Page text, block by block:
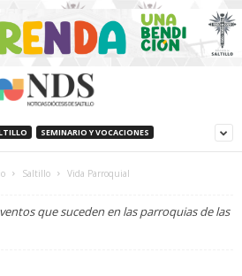
SEMINARIO Y VOCACIONES
Saltillo Vida Parroquial
que suceden en las parroquias de las